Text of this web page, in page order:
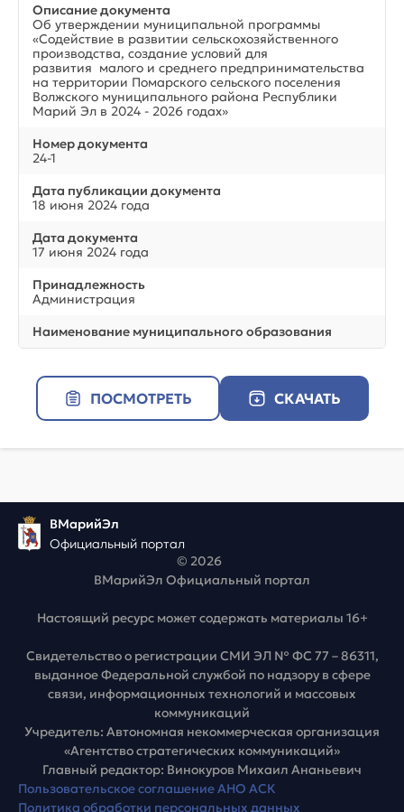
Описание документа
Об утверждении муниципальной программы
«Содействие в развитии сельскохозяйственного
производства, создание условий для
развития малого и среднего предпринимательства
на территории Помарского сельского поселения
Волжского муниципального района Республики
Марий Эл в 2024 - 2026 годах»
Номер документа
24-1
Дата публикации документа
18 июня 2024 года
Дата документа
17 июня 2024 года
Принадлежность
Администрация
Наименование муниципального образования
ПОСМОТРЕТЬ СКАЧАТЬ
ВМарийЭл
Официальный портал
© 2026
ВМарийЭл Официальный портал
Настоящий ресурс может содержать материалы 16+
Свидетельство о регистрации СМИ ЭЛ № ФС 77 – 86311,
выданное Федеральной службой по надзору в сфере
связи, информационных технологий и массовых
коммуникаций
Учредитель: Автономная некоммерческая организация
«Агентство стратегических коммуникаций»
Главный редактор: Винокуров Михаил Ананьевич
Пользовательское соглашение АНО АСК
Политика обработки персональных данных